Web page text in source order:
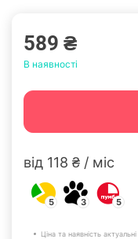
589 ₴
В наявності
від 118 ₴ / міс
5 3 5
Ціна та наявність